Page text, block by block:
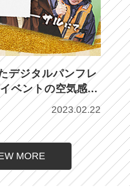
デジタルパンフレ
ベントの空気感を
ファンコンテンツ
2023.02.22
MORE